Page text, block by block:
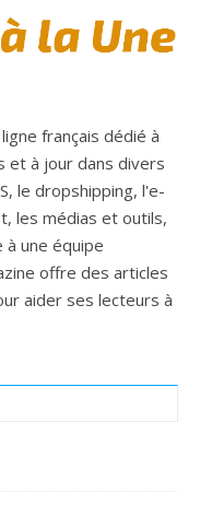
français dédié à
et à jour dans divers
le dropshipping, l'e-
les médias et outils,
à une équipe
offre des articles
aider ses lecteurs à